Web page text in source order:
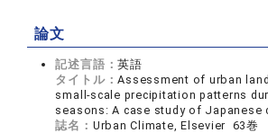
論文
記述言語：英語
タイトル：Assessment of urban
small-scale precipitation patterns
seasons: A case study of Japanese
誌名： Urban Climate, Elsevier 63巻